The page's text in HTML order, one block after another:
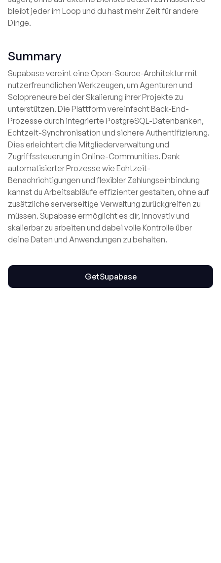
bleibt jeder im Loop und du hast mehr Zeit für andere
Dinge.
Summary
Supabase vereint eine Open-Source-Architektur mit
nutzerfreundlichen Werkzeugen, um Agenturen und
Solopreneure bei der Skalierung ihrer Projekte zu
unterstützen. Die Plattform vereinfacht Back-End-
Prozesse durch integrierte PostgreSQL-Datenbanken,
Echtzeit-Synchronisation und sichere Authentifizierung.
Dies erleichtert die Mitgliederverwaltung und
Zugriffssteuerung in Online-Communities. Dank
automatisierter Prozesse wie Echtzeit-
Benachrichtigungen und flexibler Zahlungseinbindung
kannst du Arbeitsabläufe effizienter gestalten, ohne auf
zusätzliche serverseitige Verwaltung zurückgreifen zu
müssen. Supabase ermöglicht es dir, innovativ und
skalierbar zu arbeiten und dabei volle Kontrolle über
deine Daten und Anwendungen zu behalten.
GetSupabase